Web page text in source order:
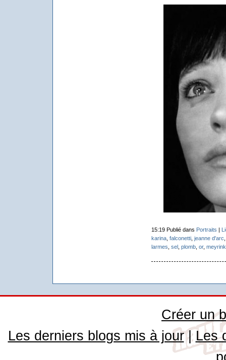
15:19 Publié dans Portraits |
karina, falconetti, jeanne d'arc
larmes sel, plomb, or, meyrink
Créer un
Les derniers blogs mis à jour| Les